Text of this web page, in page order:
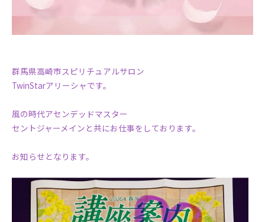
群馬県高崎市スピリチュアルサロン
TwinStarアリーシャです。
風の時代アセンデッドマスター
セントジャーメインと共にお仕事をしております。
お知らせとなります。